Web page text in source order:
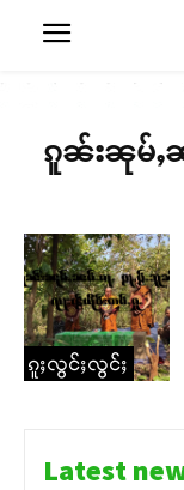
ၵူၼ်းၼုမ်ႇၼ
ၵူႈလွင်ႈလွင်ႈ
Latest